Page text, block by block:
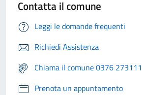
Contatta il comune
Leggi le domande frequenti
Richiedi Assistenza
Chiama il comune 0376 273111
Prenota un appuntamento